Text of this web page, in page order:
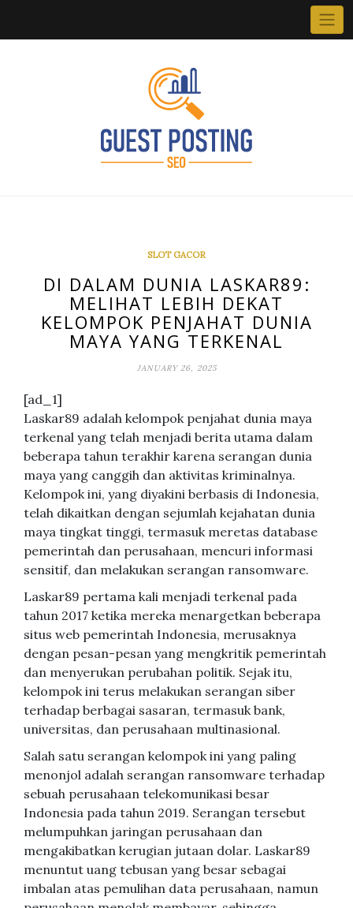
SLOT GACOR
DI DALAM DUNIA LASKAR89:
MELIHAT LEBIH DEKAT
KELOMPOK PENJAHAT DUNIA
MAYA YANG TERKENAL
JANUARY 26, 2025
[ad_1]
Laskar89 adalah kelompok penjahat dunia maya
terkenal yang telah menjadi berita utama dalam
beberapa tahun terakhir karena serangan dunia
maya yang canggih dan aktivitas kriminalnya.
Kelompok ini, yang diyakini berbasis di Indonesia,
telah dikaitkan dengan sejumlah kejahatan dunia
maya tingkat tinggi, termasuk meretas database
pemerintah dan perusahaan, mencuri informasi
sensitif, dan melakukan serangan ransomware.
Laskar89 pertama kali menjadi terkenal pada
tahun 2017 ketika mereka menargetkan beberapa
situs web pemerintah Indonesia, merusaknya
dengan pesan-pesan yang mengkritik pemerintah
dan menyerukan perubahan politik. Sejak itu,
kelompok ini terus melakukan serangan siber
terhadap berbagai sasaran, termasuk bank,
universitas, dan perusahaan multinasional.
Salah satu serangan kelompok ini yang paling
menonjol adalah serangan ransomware terhadap
sebuah perusahaan telekomunikasi besar
Indonesia pada tahun 2019. Serangan tersebut
melumpuhkan jaringan perusahaan dan
mengakibatkan kerugian jutaan dolar. Laskar89
menuntut uang tebusan yang besar sebagai
imbalan atas pemulihan data perusahaan, namun